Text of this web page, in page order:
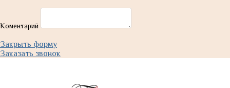
Коментарий
Закрыть форму
Заказать звонок